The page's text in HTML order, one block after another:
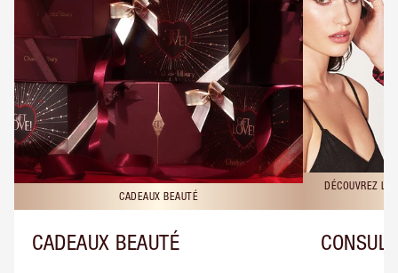
CADEAUX BEAUTÉ
CADEAUX BEAUTÉ
DÉCOUVREZ